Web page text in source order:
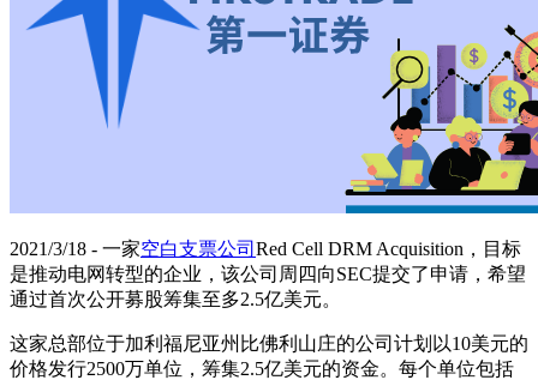
2021/3/18 - 一家空白支票公司 Red Cell DRM Acquisition，目标
是推动电网转型的企业，该公司周四向SEC提交了申请，希望
通过首次公开募股筹集至多2.5亿美元。
这家总部位于加利福尼亚州比佛利山庄的公司计划以10美元的
价格发行2500万单位，筹集2.5亿美元的资金。每个单位包括